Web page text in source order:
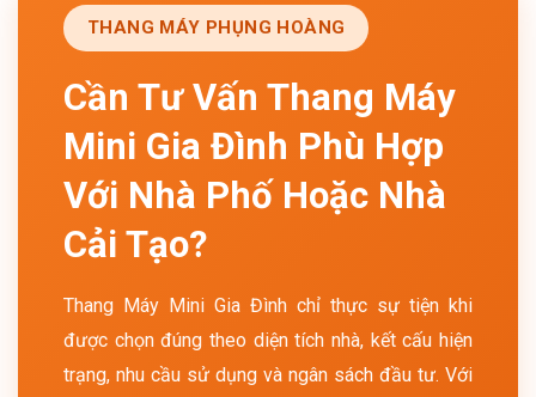
THANG MÁY PHỤNG HOÀNG
Cần Tư Vấn Thang Máy
Mini Gia Đình Phù Hợp
Với Nhà Phố Hoặc Nhà
Cải Tạo?
Thang Máy Mini Gia Đình chỉ thực sự tiện khi
được chọn đúng theo diện tích nhà, kết cấu hiện
trạng, nhu cầu sử dụng và ngân sách đầu tư. Với